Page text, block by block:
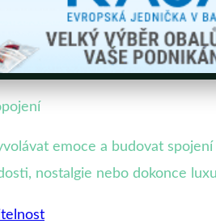
emoce a budovat
nostalgie nebo dokonce